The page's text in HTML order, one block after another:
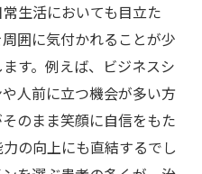
生活においても目立た
囲に気付かれることが少
す。例えば、ビジネスシ
人前に立つ機会が多い方
のまま笑顔に自信をもた
の向上にも直結するでし